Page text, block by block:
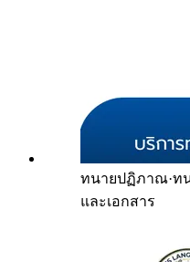
ทนายปฏิภาณ·ท
และเอกสาร